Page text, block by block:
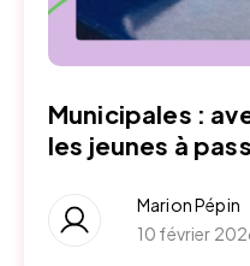
Municipales :
les jeunes à
Marion Pépin
10 février